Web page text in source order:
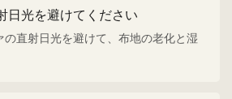
日光を避けてください
直射日光を避けて、布地の老化と湿